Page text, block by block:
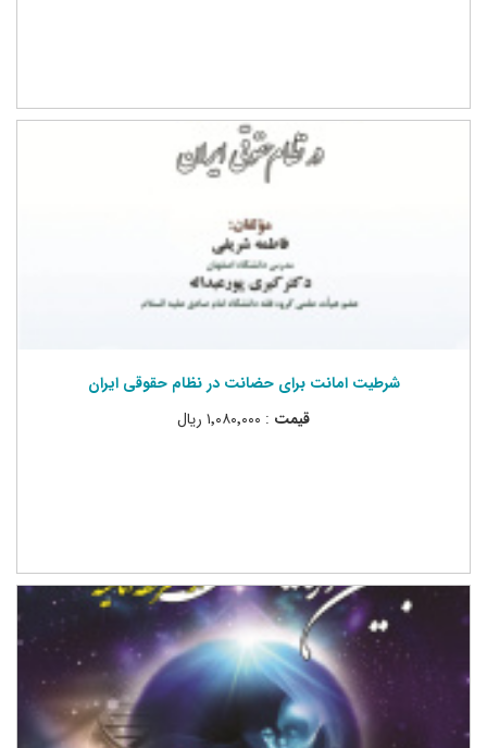
شرطیت امانت برای حضانت در نظام حقوقی ایران
قیمت : ۱٬۰۸۰٬۰۰۰ ریال